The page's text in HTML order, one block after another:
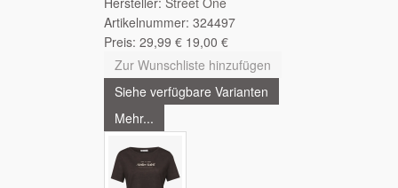
Artikelnummer: 324497
Preis: 29,99 € 19,00 €
Zur Wunschliste hinzufügen
Siehe verfügbare Varianten
Mehr...